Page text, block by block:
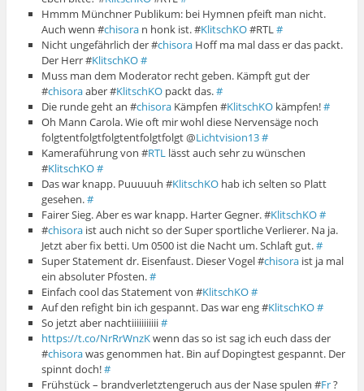
Hmmm Münchner Publikum: bei Hymnen pfeift man nicht.
Auch wenn #chisora n honk ist. #KlitschKO#RTL#
Nicht ungefährlich der #chisora Hoff ma mal dass er das packt.
Der Herr #KlitschKO#
Muss man dem Moderator recht geben. Kämpft gut der
#chisoraaber #KlitschKO packt das.#
Die runde geht an #chisora Kämpfen #KlitschKO kämpfen!#
Oh Mann Carola. Wie oft mir wohl diese Nervensäge noch
folgtentfolgtfolgtentfolgtfolgt @Lichtvision13#
Kameraführung von #RTL lässt auch sehr zu wünschen
#KlitschKO#
Das war knapp. Puuuuuh #KlitschKO hab ich selten so Platt
gesehen.#
Fairer Sieg. Aber es war knapp. Harter Gegner. #KlitschKO#
#chisora ist auch nicht so der Super sportliche Verlierer. Na ja.
Jetzt aber fix betti. Um 0500 ist die Nacht um. Schlaft gut.#
Super Statement dr. Eisenfaust. Dieser Vogel #chisora ist ja mal
ein absoluter Pfosten.#
Einfach cool das Statement von #KlitschKO#
Auf den refight bin ich gespannt. Das war eng #KlitschKO#
So jetzt aber nachtiiiiiiiiiii#
https://t.co/NrRrWnzKwenn das so ist sag ich euch dass der
#chisorawas genommen hat. Bin auf Dopingtest gespannt. Der
spinnt doch!#
Frühstück – brandverletztengeruch aus der Nase spulen #Fr?